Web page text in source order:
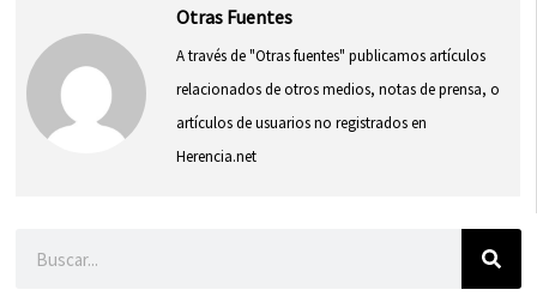
Otras Fuentes
A través de "Otras fuentes" publicamos artículos
relacionados de otros medios, notas de prensa, o
artículos de usuarios no registrados en
Herencia.net